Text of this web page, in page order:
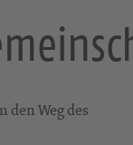
Weg des